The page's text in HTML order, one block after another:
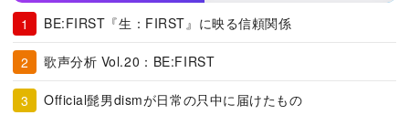
BE:FIRST『生：FIRST』に映る信頼関係
歌声分析 Vol.20：BE:FIRST
Official髭男dismが日常の只中に届けたもの